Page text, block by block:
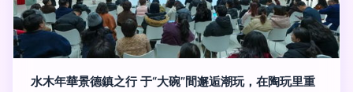
水木年華景德鎮之行 于“大碗”間邂逅潮玩，在陶玩里重